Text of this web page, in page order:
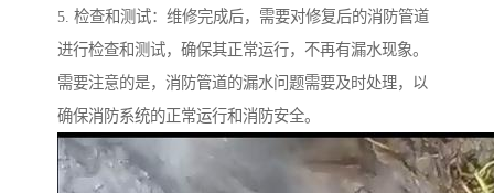
5. 检查和测试：维修完成后，需要对修复后的消防管道
进行检查和测试，确保其正常运行，不再有漏水现象。
需要注意的是，消防管道的漏水问题需要及时处理，以
确保消防系统的正常运行和消防安全。